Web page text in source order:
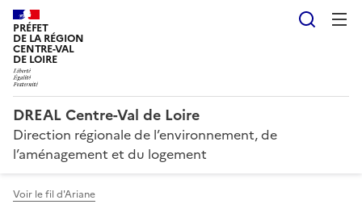
PRÉFET
DE LA RÉGION
CENTRE-VAL
DE LOIRE
DREAL Centre-Val de Loire
Direction régionale de l’environnement, de
l’aménagement et du logement
Voir le fil d'Ariane